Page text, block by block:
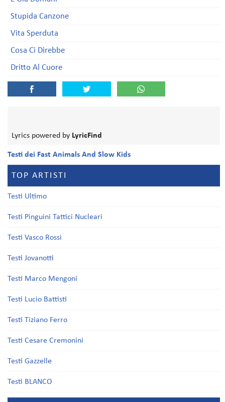
Stupida Canzone
Vita Sperduta
Cosa Ci Direbbe
Dritto Al Cuore
Lyrics powered by LyricFind
Testi dei Fast Animals And Slow Kids
TOP ARTISTI
Testi Ultimo
Testi Pinguini Tattici Nucleari
Testi Vasco Rossi
Testi Jovanotti
Testi Marco Mengoni
Testi Lucio Battisti
Testi Tiziano Ferro
Testi Cesare Cremonini
Testi Gazzelle
Testi BLANCO